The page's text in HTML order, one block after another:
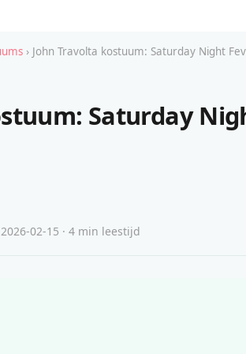
› John Travolta kostuum: Saturday Night
Saturday
02-15 · 4 min leestijd